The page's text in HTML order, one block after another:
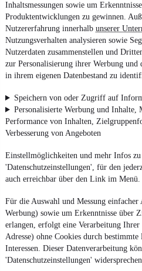
Inhaltsmessungen sowie um
Produktentwicklungen zu gewinnen.
Nutzererfahrung innerhalb unserer
Nutzungsverhalten analysieren sowie
Nutzerdaten zusammenstellen und
zur Personalisierung ihrer Werbung
in ihrem eigenen Datenbestand zu
Speichern von oder Zugriff auf
Personalisierte Werbung und Inhalte,
Performance von Inhalten,
Verbesserung von Angeboten
Einstellmöglichkeiten und mehr Infos
'Datenschutzeinstellungen', für den
auch erreichbar über den Link im Menü.
Für die Auswahl und Messung einfacher
Werbung) sowie um Erkenntnisse über
erlangen, erfolgt eine Verarbeitung
Adresse) ohne Cookies durch
Interessen. Dieser Datenverarbeitung
'Datenschutzeinstellungen'
4.6 Sterne
Nutze mobile.de schnell
AGB
Vertrag widerrufen
Datenschutz
Datenschutzeinstellungen
Erklärung zur Barrierefreiheit
Powered by
Noch mehrneue Autos
Leasing-Angebote